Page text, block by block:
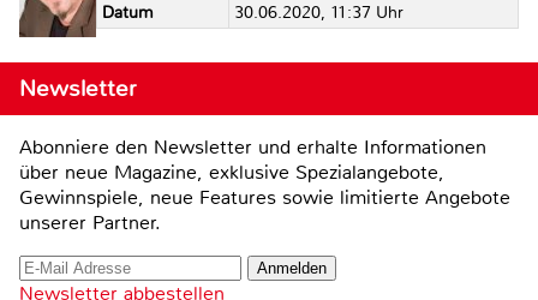
Datum
30.06.2020, 11:37 Uhr
Newsletter
Abonniere den Newsletter und erhalte Informationen
über neue Magazine, exklusive Spezialangebote,
Gewinnspiele, neue Features sowie limitierte Angebote
unserer Partner.
Newsletter abbestellen